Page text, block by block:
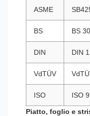
ASME
BS BS
DIN DIN
VdTÜV
ISO ISO
Piatto, foglio e